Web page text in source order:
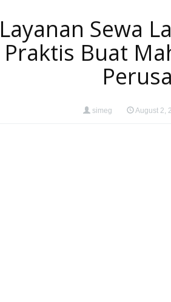
Layanan Sewa
Praktis Buat
simeg August 2,